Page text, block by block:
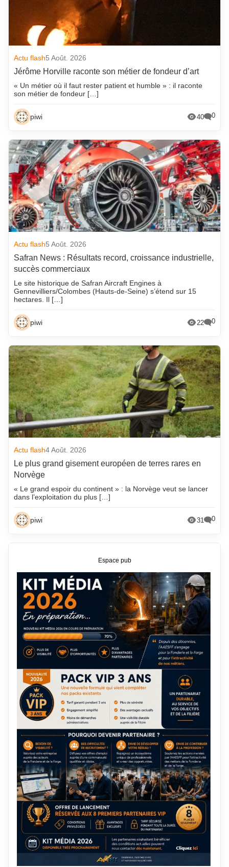
Actu flash5 Août. 2026
Jérôme Horville raconte son métier de fondeur d’art
« Un métier où il faut rester patient et humble » : il raconte
son métier de fondeur […]
piwi 40 0
Actu flash5 Août. 2026
Safran News : Résultats record, croissance industrielle,
succès commerciaux
Le site historique de Safran Aircraft Engines à
Gennevilliers/Colombes (Hauts-de-Seine) s’étend sur 15
hectares. Il […]
piwi 22 0
Actu flash4 Août. 2026
Le plus grand gisement européen de terres rares en
Norvège
« Le grand espoir du continent » : la Norvège veut se lancer
dans l’exploitation du plus […]
piwi 31 0
Espace pub